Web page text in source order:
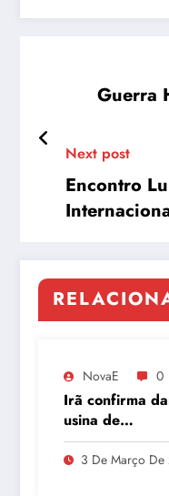
Guerra
Next post
Encontro
NovaE 0
Irã confirma
usina de
urânio após
3 De Março